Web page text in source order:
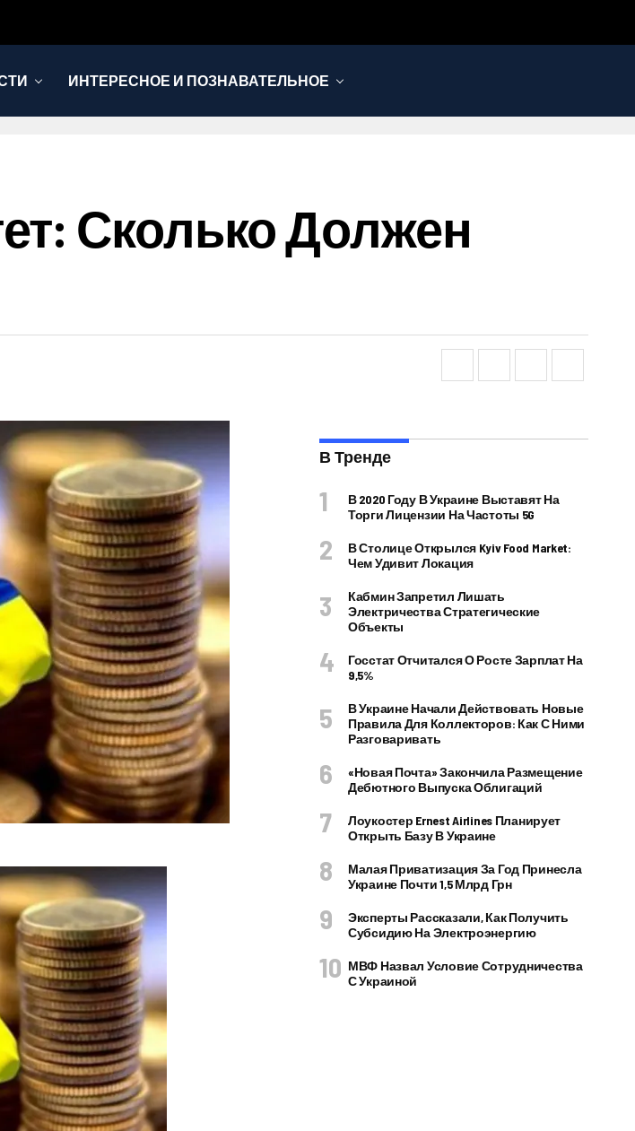
ИНТЕРЕСНОЕ И ПОЗНАВАТЕЛЬНОЕ
Сколько Должен
В Тренде
В 2020 Году В Украине Выставят На
Торги Лицензии На Частоты 5G
В Столице Открылся Kyiv Food Market:
Чем Удивит Локация
Кабмин Запретил Лишать
Электричества Стратегические
Объекты
Госстат Отчитался О Росте Зарплат На
9,5%
В Украине Начали Действовать Новые
Правила Для Коллекторов: Как С Ними
Разговаривать
«Новая Почта» Закончила Размещение
Дебютного Выпуска Облигаций
Лоукостер Ernest Airlines Планирует
Открыть Базу В Украине
Малая Приватизация За Год Принесла
Украине Почти 1,5 Млрд Грн
Эксперты Рассказали, Как Получить
Субсидию На Электроэнергию
МВФ Назвал Условие Сотрудничества
С Украиной